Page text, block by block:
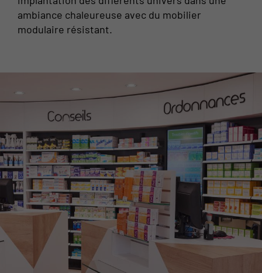
ambiance chaleureuse avec du mobilier
modulaire résistant.